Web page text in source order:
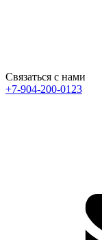
Связаться с нами
+7-904-200-0123